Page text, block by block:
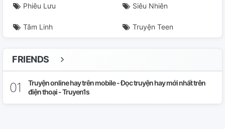
Phiêu Lưu Siêu Nhiên
Tâm Linh Truyện Teen
FRIENDS
Truyện online hay trên mobile - Đọc truyện hay mới nhất trên
điện thoại - Truyen1s